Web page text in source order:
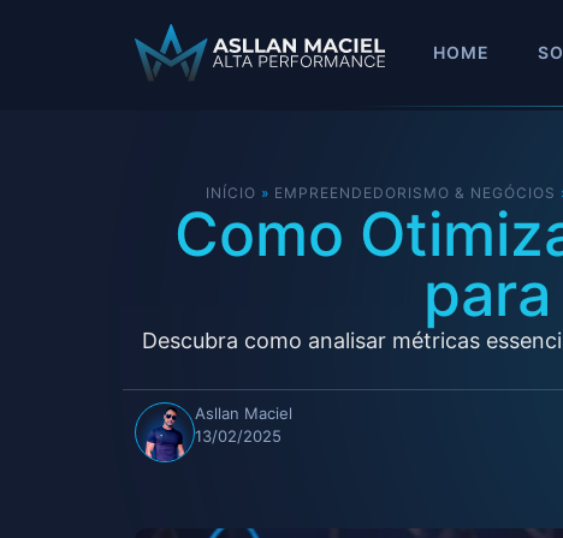
HOME
INÍCIO » EMPREENDEDORISMO & NEGÓCIOS
Como
Descubra como analisar métricas
Asllan Maciel
13/02/2025